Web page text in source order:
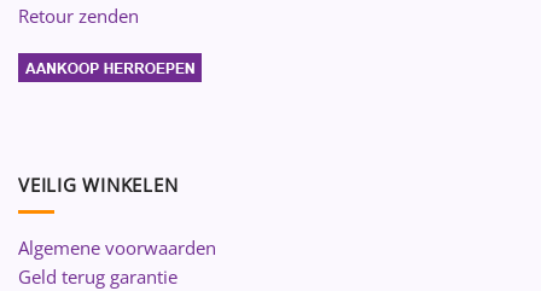
Retour zenden
VEILIG WINKELEN
Algemene voorwaarden
Geld terug garantie